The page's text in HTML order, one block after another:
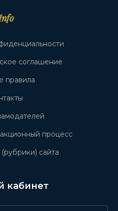
соглашение
правила
процесс
сайта
кабинет